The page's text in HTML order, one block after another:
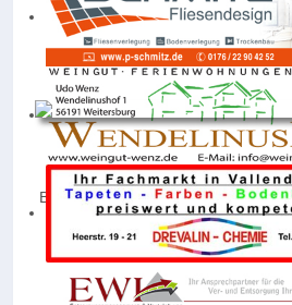
Saison
Hintere Reihe
Moritz Stertz, Sven Korth, Niclas
Björn Schäfer, Marco Vierk, Ali
Mittlere Reihe
Fabian Kröber, Jörg Wilms,